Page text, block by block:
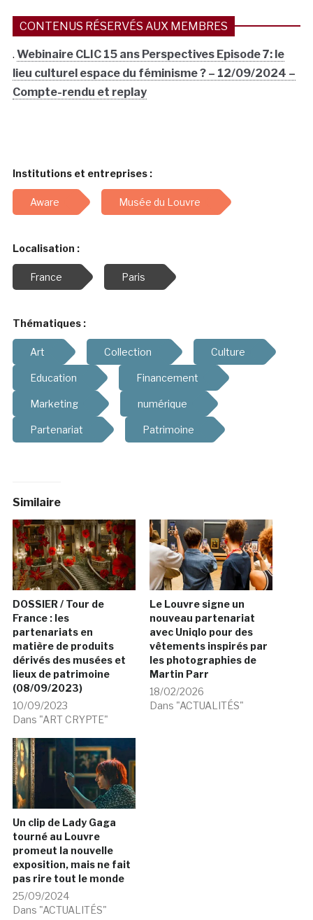
CONTENUS RÉSERVÉS AUX MEMBRES
. Webinaire CLIC 15 ans Perspectives Episode 7: le
lieu culturel espace du féminisme ? – 12/09/2024 –
Compte-rendu et replay
Institutions et entreprises :
Aware Musée du Louvre
Localisation :
France Paris
Thématiques :
Art Collection Culture
Education Financement
Marketing numérique
Partenariat Patrimoine
Similaire
DOSSIER / Tour de
France : les
partenariats en
matière de produits
dérivés des musées et
lieux de patrimoine
(08/09/2023)
10/09/2023
Dans "ART CRYPTE"
Le Louvre signe un
nouveau partenariat
avec Uniqlo pour des
vêtements inspirés par
les photographies de
Martin Parr
18/02/2026
Dans "ACTUALITÉS"
Un clip de Lady Gaga
tourné au Louvre
promeut la nouvelle
exposition, mais ne fait
pas rire tout le monde
25/09/2024
Dans "ACTUALITÉS"